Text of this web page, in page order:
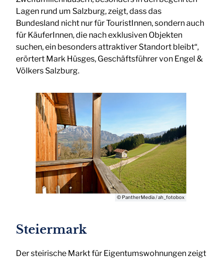
Lagen rund um Salzburg, zeigt, dass das
Bundesland nicht nur für TouristInnen, sondern auch
für KäuferInnen, die nach exklusiven Objekten
suchen, ein besonders attraktiver Standort bleibt“,
erörtert Mark Hüsges, Geschäftsführer von Engel &
Völkers Salzburg.
© PantherMedia / ah_fotobox
Steiermark
Der steirische Markt für Eigentumswohnungen zeigt